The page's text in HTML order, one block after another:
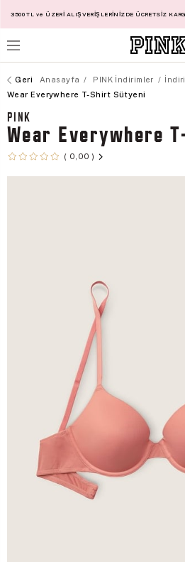
3500 TL ve ÜZERİ ALIŞVERİŞLERİNİZDE ÜCRETSİZ
Anasayfa PINK İndirimler
Wear Everywhere T-Shirt Sütyeni
PINK
Wear Everywhere
0,00